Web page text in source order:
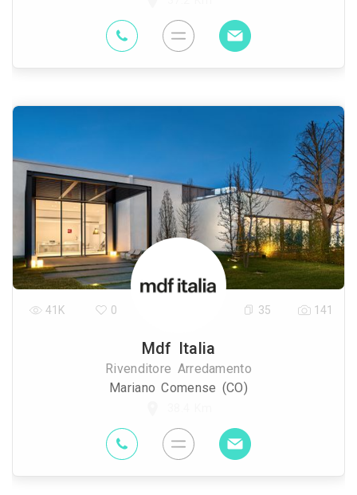
Mdf Italia
Rivenditore Arredamento
Mariano Comense (CO)
41K 0 35 141